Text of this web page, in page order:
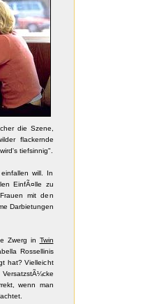
die Szene,
flackernde
tiefsinnig".
will. In
EinfÃ¤lle zu
mit den
Darbietungen
Zwerg in Twin
Rossellinis
hat? Vielleicht
wenn man